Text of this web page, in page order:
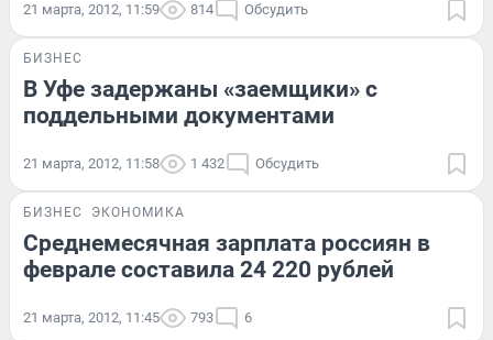
21 марта, 2012, 11:59 814 Обсудить
БИЗНЕС
В Уфе задержаны «заемщики» с
поддельными документами
21 марта, 2012, 11:58 1 432 Обсудить
БИЗНЕС ЭКОНОМИКА
Среднемесячная зарплата россиян в
феврале составила 24 220 рублей
21 марта, 2012, 11:45 793 6